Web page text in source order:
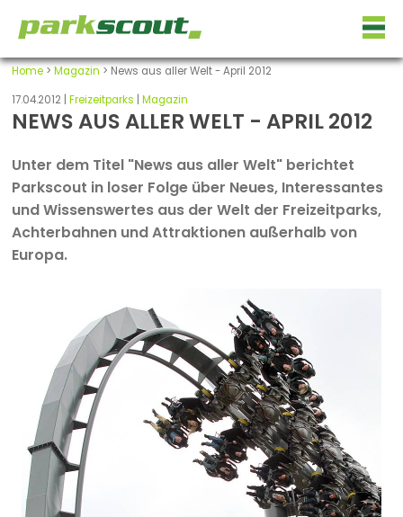
Home> Magazin > News aus aller Welt - April 2012
17.04.2012 | Freizeitparks Magazin
NEWS AUS ALLER WELT - APRIL 2012
Unter dem Titel "News aus aller Welt" berichtet
Parkscout in loser Folge über Neues, Interessantes
und Wissenswertes aus der Welt der Freizeitparks,
Achterbahnen und Attraktionen außerhalb von
Europa.